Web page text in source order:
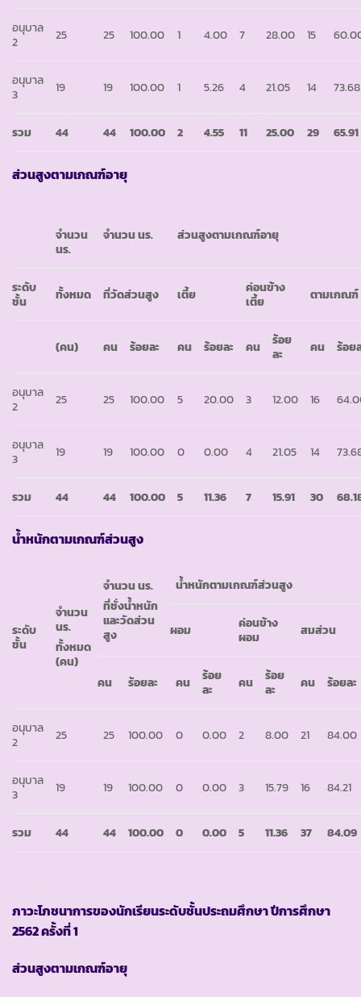
อนุบาล
2
25 25 100.00 1 4.00 7 28.00 15
อนุบาล
3
19 19 100.00 1 5.26 4 21.05 14 73.68
รวม 44 44 100.00 2 4.55 11 25.00 29 65.91
ส่วนสูงตามเกณฑ์อายุ
จำนวน
นร.
จำนวน นร. ส่วนสูงตามเกณฑ์อายุ
ระดับ
ชั้น
ทั้งหมด ที่วัดส่วนสูง เตี้ย
ค่อนข้าง
เตี้ย
ตามเกณฑ์
(คน) คน ร้อยละ คน ร้อยละ คน
ร้อย
ละ
คน ร้อย
อนุบาล
2
25 25 100.00 5 20.00 3 12.00 16
อนุบาล
3
19 19 100.00 0 0.00 4 21.05 14
รวม 44 44 100.00 5 11.36 7 15.91 30
น้ำหนักตามเกณฑ์ส่วนสูง
ระดับ
ชั้น
จำนวน
นร.
ทั้งหมด
(คน)
จำนวน นร.
ที่ชั่งน้ำหนัก
และวัดส่วน
สูง
น้ำหนักตามเกณฑ์ส่วนสูง
ผอม
ค่อนข้าง
ผอม
สมส่วน
คน ร้อยละ คน
ร้อย
ละ
คน
ร้อย
ละ
คน ร้อยละ
อนุบาล
2
25 25 100.00 0 0.00 2 8.00 21 84.00
อนุบาล
3
19 19 100.00 0 0.00 3 15.79 16 84.21
รวม 44 44 100.00 0 0.00 5 11.36 37 84.09
ภาวะโภชนาการของนักเรียนระดับชั้นประถมศึกษา ปีการศึกษา
2562 ครั้งที่ 1
ส่วนสูงตามเกณฑ์อายุ